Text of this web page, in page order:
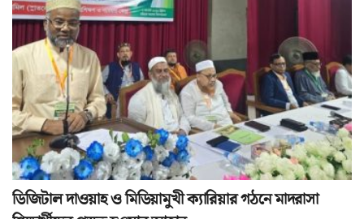
ডিজিটাল দাওয়াহ ও মিডিয়ামুখী ক্যারিয়ার গঠনে মাদরাসা